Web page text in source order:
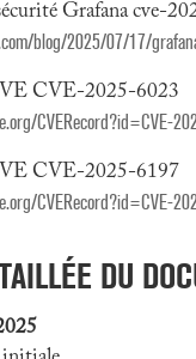
Grafana cve-
blog/2025/07/17/
CVE-2025-6023
CVERecord?id=CVE-
CVE-2025-6197
CVERecord?id=CVE-
DU